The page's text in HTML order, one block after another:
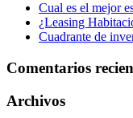
Cual es el mejor
¿Leasing
Cuadrante de
Comentarios
Archivos